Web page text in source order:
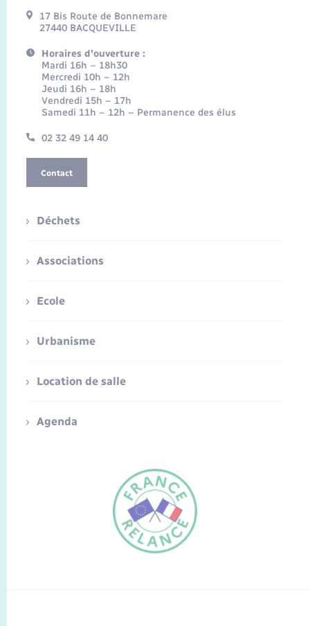
FR
17 Bis Route de Bonnemare
27440 BACQUEVILLE
Horaires d'ouverture :
Mardi 16h – 18h30
Mercredi 10h – 12h
Jeudi 16h – 18h
Vendredi 15h – 17h
Samedi 11h – 12h – Permanence des élus
02 32 49 14 40
Contact
Déchets
Associations
Ecole
Urbanisme
Location de salle
Agenda